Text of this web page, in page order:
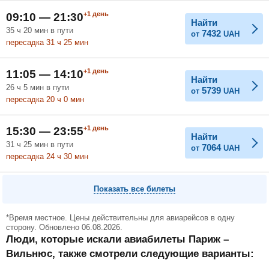
09:10 — 21:30+1 день
35 ч 20 мин в пути
пересадка 31 ч 25 мин
Найти
от 7432 UAH
11:05 — 14:10+1 день
26 ч 5 мин в пути
пересадка 20 ч 0 мин
Найти
от 5739 UAH
15:30 — 23:55+1 день
31 ч 25 мин в пути
пересадка 24 ч 30 мин
Найти
от 7064 UAH
Показать все билеты
*Время местное. Цены действительны для авиарейсов в одну
сторону. Обновлено 06.08.2026.
Люди, которые искали авиабилеты Париж –
Вильнюс, также смотрели следующие варианты: